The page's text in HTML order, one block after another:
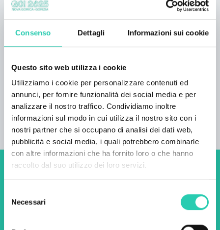
Consenso Dettagli Informazioni sui cookie
Questo sito web utilizza i cookie
Utilizziamo i cookie per personalizzare contenuti ed
annunci, per fornire funzionalità dei social media e per
analizzare il nostro traffico. Condividiamo inoltre
informazioni sul modo in cui utilizza il nostro sito con i
nostri partner che si occupano di analisi dei dati web,
pubblicità e social media, i quali potrebbero combinarle
con altre informazioni che ha fornito loro o che hanno
raccolto dal suo utilizzo dei loro servizi.
delNecessari
- La biancheria è fornita dalla nostra struttura
Asciugatrice, Asse e ferro da stiro, TV 50″,
Decoder Digitale, Macchina per il caffè e tanti
altri accessori. Il nostro personale inoltre è a
disposizione per tutte le tue esigenze.
Non perderti i prossimi
newsletter di GO! 2025 per